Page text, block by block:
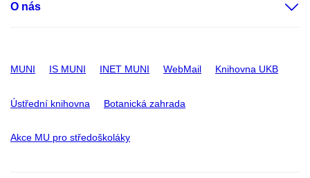
O nás
MUNI IS MUNI INET MUNI WebMail Knihovna UKB
Ústřední knihovna Botanická zahrada
Akce MU pro středoškoláky